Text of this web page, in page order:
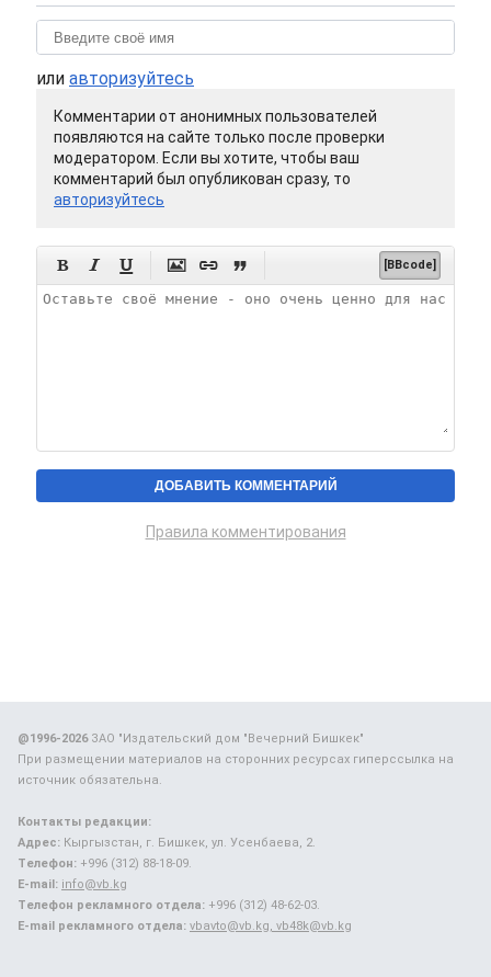
или авторизуйтесь
Комментарии от анонимных пользователей
появляются на сайте только после проверки
модератором. Если вы хотите, чтобы ваш
комментарий был опубликован сразу, то
авторизуйтесь
      [BBcode]
Правила комментирования
@1996-2026ЗАО "Издательский дом "Вечерний Бишкек"
При размещении материалов на сторонних ресурсах гиперссылка на
источник обязательна.
Контакты редакции:
Адрес: Кыргызстан, г. Бишкек, ул. Усенбаева, 2.
Телефон: +996 (312) 88-18-09.
E-mail: info@vb.kg
Телефон рекламного отдела: +996 (312) 48-62-03.
E-mail рекламного отдела: vbavto@vb.kg, vb48k@vb.kg